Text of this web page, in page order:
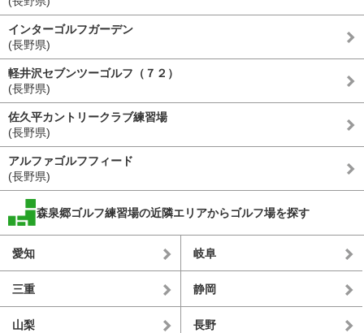
インターゴルフガーデン
(長野県)
軽井沢セブンツーゴルフ（７２）
(長野県)
佐久平カントリークラブ練習場
(長野県)
アルファゴルフフィード
(長野県)
森泉郷ゴルフ練習場の近隣エリアからゴルフ場を探す
愛知 岐阜
三重 静岡
山梨 長野